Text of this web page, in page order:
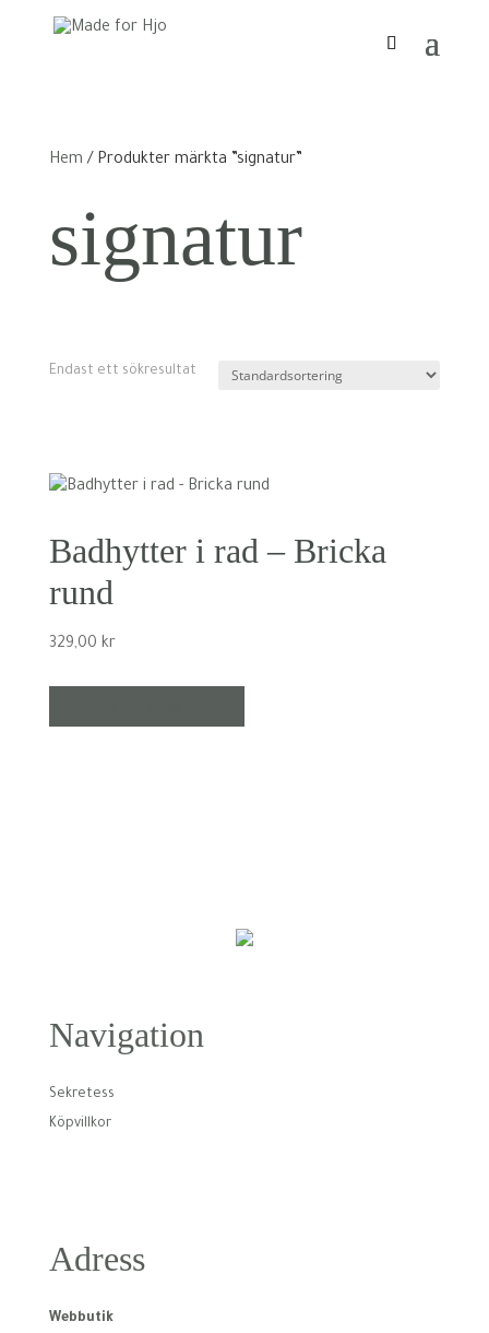
Hem / Produkter märkta ”signatur”
signatur
Endast ett sökresultat
Badhytter i rad – Bricka
rund
329,00 kr
Navigation
Sekretess
Köpvillkor
Adress
Webbutik